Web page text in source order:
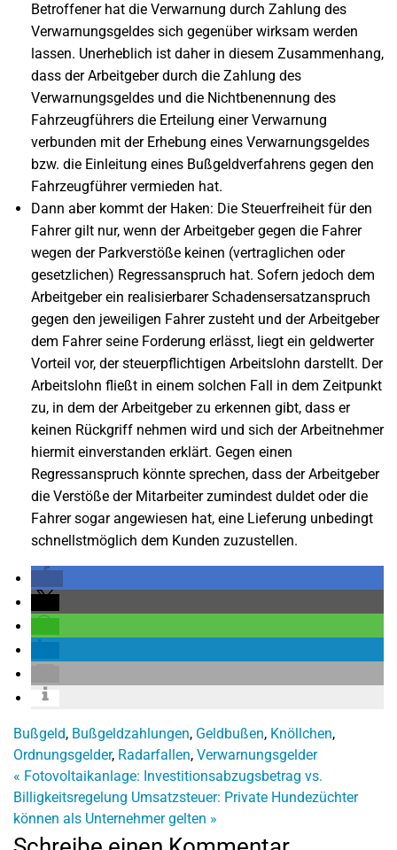
Betroffener hat die Verwarnung durch Zahlung des
Verwarnungsgeldes sich gegenüber wirksam werden
lassen. Unerheblich ist daher in diesem Zusammenhang,
dass der Arbeitgeber durch die Zahlung des
Verwarnungsgeldes und die Nichtbenennung des
Fahrzeugführers die Erteilung einer Verwarnung
verbunden mit der Erhebung eines Verwarnungsgeldes
bzw. die Einleitung eines Bußgeldverfahrens gegen den
Fahrzeugführer vermieden hat.
Dann aber kommt der Haken: Die Steuerfreiheit für den
Fahrer gilt nur, wenn der Arbeitgeber gegen die Fahrer
wegen der Parkverstöße keinen (vertraglichen oder
gesetzlichen) Regressanspruch hat. Sofern jedoch dem
Arbeitgeber ein realisierbarer Schadensersatzanspruch
gegen den jeweiligen Fahrer zusteht und der Arbeitgeber
dem Fahrer seine Forderung erlässt, liegt ein geldwerter
Vorteil vor, der steuerpflichtigen Arbeitslohn darstellt. Der
Arbeitslohn fließt in einem solchen Fall in dem Zeitpunkt
zu, in dem der Arbeitgeber zu erkennen gibt, dass er
keinen Rückgriff nehmen wird und sich der Arbeitnehmer
hiermit einverstanden erklärt. Gegen einen
Regressanspruch könnte sprechen, dass der Arbeitgeber
die Verstöße der Mitarbeiter zumindest duldet oder die
Fahrer sogar angewiesen hat, eine Lieferung unbedingt
schnellstmöglich dem Kunden zuzustellen.
Bußgeld, Bußgeldzahlungen, Geldbußen, Knöllchen,
Ordnungsgelder, Radarfallen, Verwarnungsgelder
« Fotovoltaikanlage: Investitionsabzugsbetrag vs.
Billigkeitsregelung Umsatzsteuer: Private Hundezüchter
können als Unternehmer gelten »